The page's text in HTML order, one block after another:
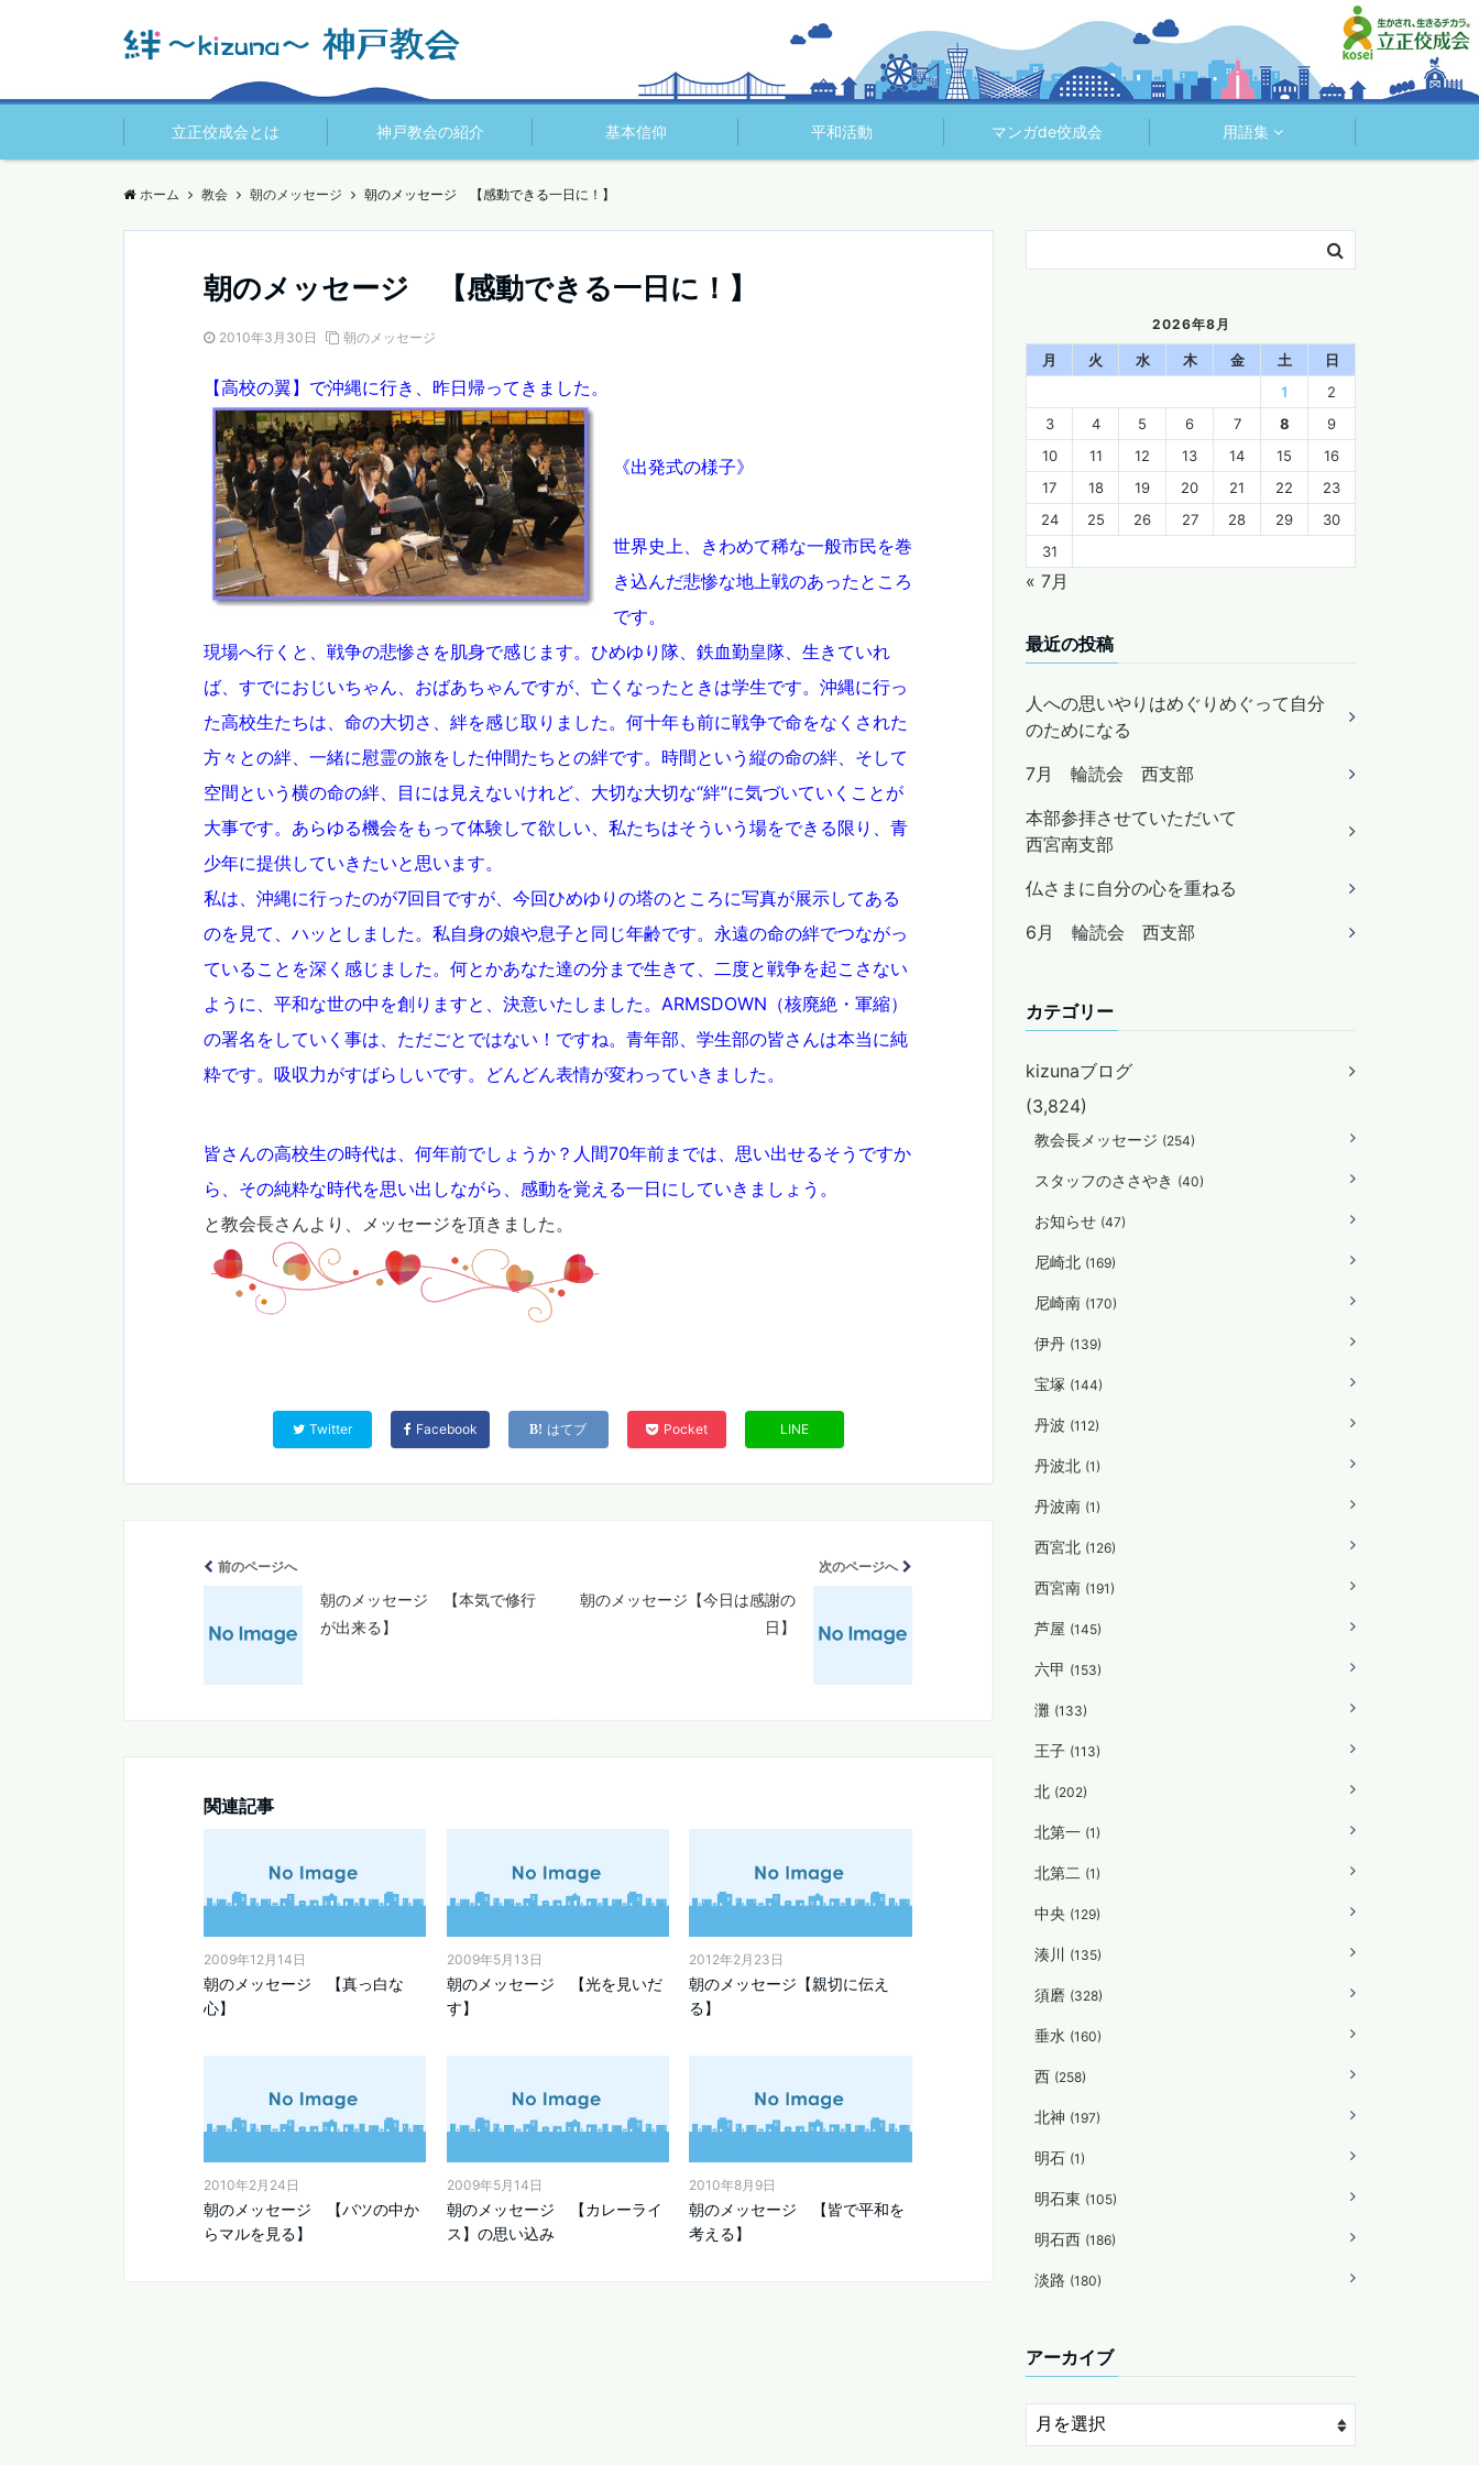
立正佼成会とは 神戸教会の紹介 基本信仰 平和活動 マンガde佼成会 用語集
ホーム 教会 朝のメッセージ 朝のメッセージ 【感動できる一日に！】
朝のメッセージ 【感動できる一日に！】
2010年3月30日 朝のメッセージ
【高校の翼】で沖縄に行き、昨日帰ってきました。
《出発式の様子》
世界史上、きわめて稀な一般市民を巻
き込んだ悲惨な地上戦のあったところ
です。
現場へ行くと、戦争の悲惨さを肌身で感じます。ひめゆり隊、鉄血勤皇隊、生きていれ
ば、すでにおじいちゃん、おばあちゃんですが、亡くなったときは学生です。沖縄に行っ
た高校生たちは、命の大切さ、絆を感じ取りました。何十年も前に戦争で命をなくされた
方々との絆、一緒に慰霊の旅をした仲間たちとの絆です。時間という縦の命の絆、そして
空間という横の命の絆、目には見えないけれど、大切な大切な“絆”に気づいていくことが
大事です。あらゆる機会をもって体験して欲しい、私たちはそういう場をできる限り、青
少年に提供していきたいと思います。
私は、沖縄に行ったのが7回目ですが、今回ひめゆりの塔のところに写真が展示してある
のを見て、ハッとしました。私自身の娘や息子と同じ年齢です。永遠の命の絆でつながっ
ていることを深く感じました。何とかあなた達の分まで生きて、二度と戦争を起こさない
ように、平和な世の中を創りますと、決意いたしました。ARMSDOWN（核廃絶・軍縮）
の署名をしていく事は、ただごとではない！ですね。青年部、学生部の皆さんは本当に純
粋です。吸収力がすばらしいです。どんどん表情が変わっていきました。
皆さんの高校生の時代は、何年前でしょうか？人間70年前までは、思い出せるそうですか
ら、その純粋な時代を思い出しながら、感動を覚える一日にしていきましょう。
と教会長さんより、メッセージを頂きました。
Twitter Facebook はてブ Pocket LINE
前のページへ
朝のメッセージ 【本気で修行
が出来る】
次のページへ
朝のメッセージ【今日は感謝の
日】
関連記事
2009年12月14日
朝のメッセージ 【真っ白な
心】
2009年5月13日
朝のメッセージ 【光を見いだ
す】
2012年2月23日
朝のメッセージ【親切に伝え
る】
2010年2月24日
朝のメッセージ 【バツの中か
らマルを見る】
2009年5月14日
朝のメッセージ 【カレーライ
ス】の思い込み
2010年8月9日
朝のメッセージ 【皆で平和を
考える】
2026年8月
月 火 水 木 金 土
日
1
2
3
4 5 6 7 8
9
10
11 12 13 14 15
16
17
18 19 20 21 22
23
24
25 26 27 28 29
30
31
« 7月
最近の投稿
人への思いやりはめぐりめぐって自分
のためになる
7月 輪読会 西支部
本部参拝させていただいて
西宮南支部
仏さまに自分の心を重ねる
6月 輪読会 西支部
カテゴリー
kizunaブログ
(3,824)
教会長メッセージ (254)
スタッフのささやき (40)
お知らせ (47)
尼崎北 (169)
尼崎南 (170)
伊丹 (139)
宝塚 (144)
丹波 (112)
丹波北 (1)
丹波南 (1)
西宮北 (126)
西宮南 (191)
芦屋 (145)
六甲 (153)
灘 (133)
王子 (113)
北 (202)
北第一 (1)
北第二 (1)
中央 (129)
湊川 (135)
須磨 (328)
垂水 (160)
西 (258)
北神 (197)
明石 (1)
明石東 (105)
明石西 (186)
淡路 (180)
アーカイブ